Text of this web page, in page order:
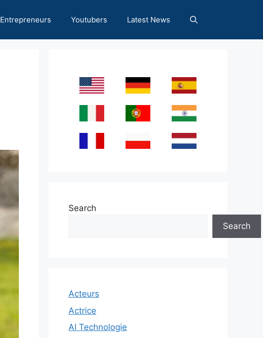
Entrepreneurs Youtubers Latest News
Search
Search
Acteurs
Actrice
AI Technologie